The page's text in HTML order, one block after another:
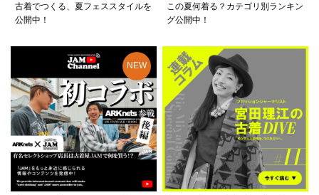
古着でつくる、夏フェススタイルを
公開中！
この夏何着る？カテゴリ別ランキン
グ公開中！